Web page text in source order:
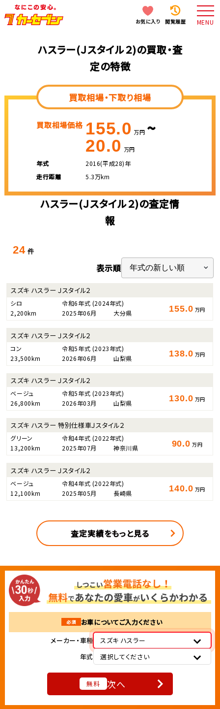
お気に入り 閲覧履歴 MENU
ハスラー(Ｊスタイル２)の買取・査
定の特徴
買取相場・下取り相場
買取相場価格 155.0 万円 ~
20.0 万円
年式
2016(平成28)年
走行距離
5.3万km
ハスラー(Ｊスタイル２)の査定情
報
24 件
表示順
スズキ ハスラー Ｊスタイル２
シロ 令和6年式 (2024年式)
2,200km
2025年06月 大分県 155.0 万円
スズキ ハスラー Ｊスタイル２
コン 令和5年式 (2023年式)
23,500km
2026年06月 山梨県 138.0 万円
スズキ ハスラー Ｊスタイル２
ベージュ 令和5年式 (2023年式)
26,800km
2026年03月 山梨県 130.0 万円
スズキ ハスラー 特別仕様車Ｊスタイル２
グリーン 令和4年式 (2022年式)
13,200km
2025年07月 神奈川県 90.0 万円
スズキ ハスラー Ｊスタイル２
ベージュ 令和4年式 (2022年式)
12,100km
2025年05月 長崎県 140.0 万円
査定実績をもっと見る
必須
お車についてご入力ください
メーカー・車種
スズキ ハスラー
年式
選択してください
無料 次へ